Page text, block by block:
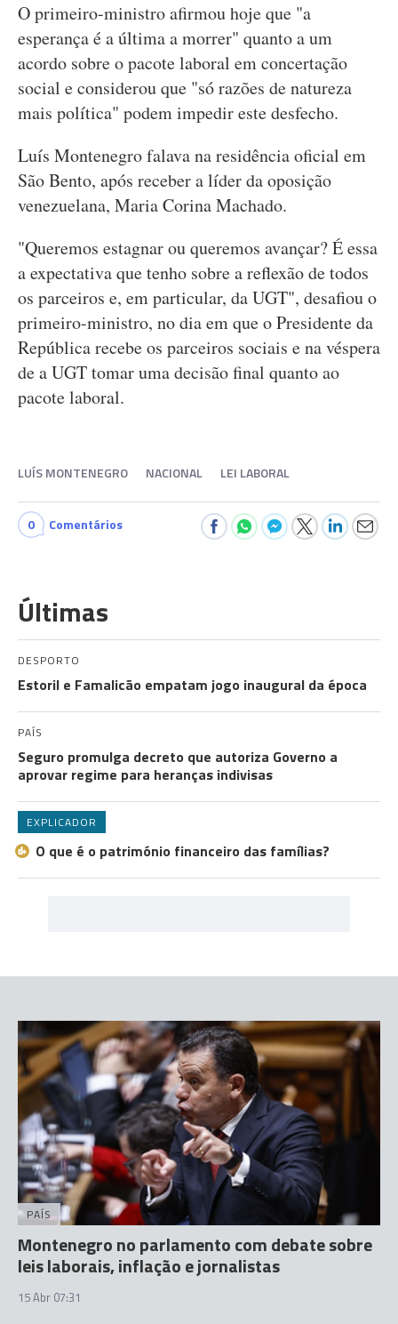
O primeiro-ministro afirmou hoje que "a
esperança é a última a morrer" quanto a um
acordo sobre o pacote laboral em concertação
social e considerou que "só razões de natureza
mais política" podem impedir este desfecho.
Luís Montenegro falava na residência oficial em
São Bento, após receber a líder da oposição
venezuelana, Maria Corina Machado.
"Queremos estagnar ou queremos avançar? É essa
a expectativa que tenho sobre a reflexão de todos
os parceiros e, em particular, da UGT", desafiou o
primeiro-ministro, no dia em que o Presidente da
República recebe os parceiros sociais e na véspera
de a UGT tomar uma decisão final quanto ao
pacote laboral.
LUÍS MONTENEGRO NACIONAL LEI LABORAL
0 Comentários
Últimas
DESPORTO
Estoril e Famalicão empatam jogo inaugural da época
PAÍS
Seguro promulga decreto que autoriza Governo a
aprovar regime para heranças indivisas
EXPLICADOR
O que é o património financeiro das famílias?
PAÍS
Montenegro no parlamento com debate sobre
leis laborais, inflação e jornalistas
15 Abr 07:31